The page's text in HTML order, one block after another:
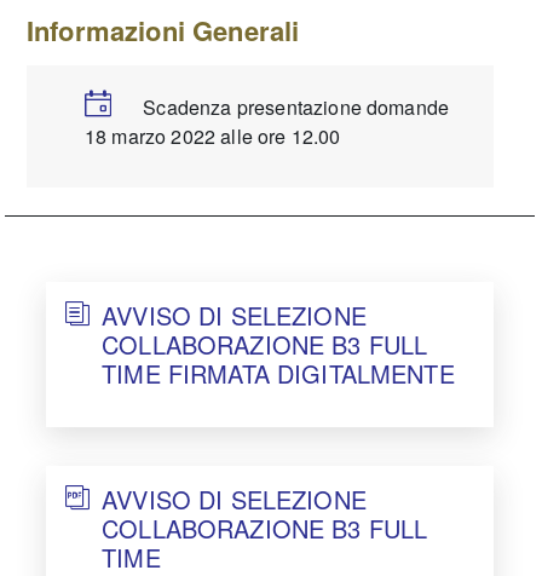
Informazioni Generali
Scadenza presentazione domande
18 marzo 2022 alle ore 12.00
AVVISO DI SELEZIONE
COLLABORAZIONE B3 FULL
TIME FIRMATA DIGITALMENTE
AVVISO DI SELEZIONE
COLLABORAZIONE B3 FULL
TIME